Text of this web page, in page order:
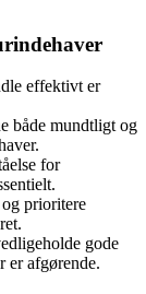
effektivt er
både mundtligt og
for
prioritere
gode
er afgørende.